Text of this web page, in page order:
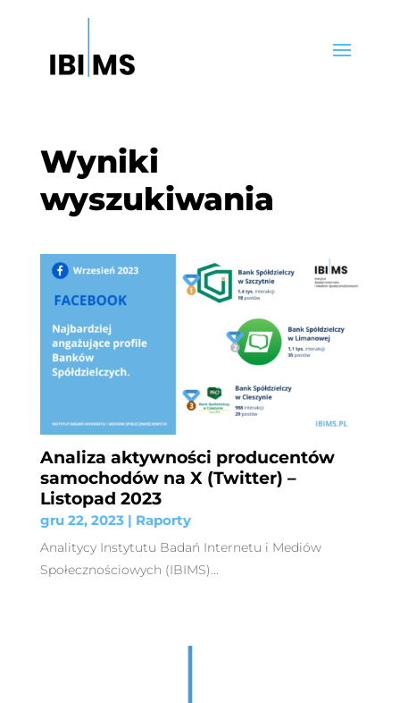
Wyniki
wyszukiwania
Analiza aktywności producentów
samochodów na X (Twitter) –
Listopad 2023
gru 22, 2023| Raporty
Analitycy Instytutu Badań Internetu i Mediów
Społecznościowych (IBIMS)...